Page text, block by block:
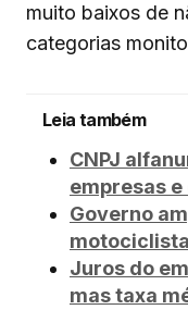
muito baixos de
categorias
Leia também
CNPJ
empresas
Governo
Juros do
mas taxa